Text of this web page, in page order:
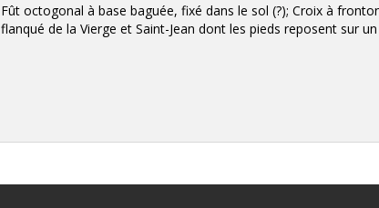
Fût octogonal à base baguée, fixé dans le sol (?); Croix à
flanqué de la Vierge et Saint-Jean dont les pieds reposent sur